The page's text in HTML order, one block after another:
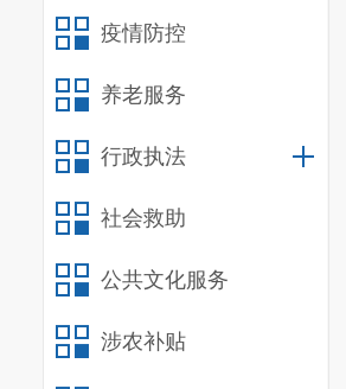
疫情防控
养老服务
行政执法
社会救助
公共文化服务
涉农补贴